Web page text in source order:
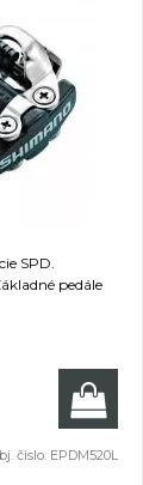
SPD.
pedále
čislo: EPDM520L